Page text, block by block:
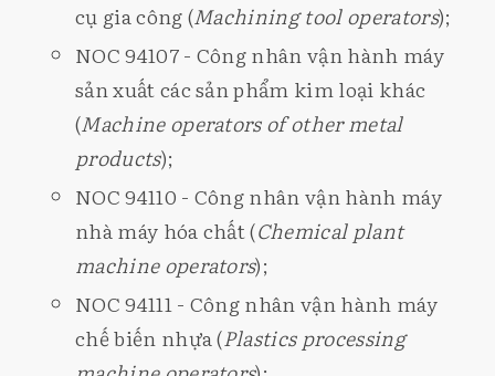
cụ gia công (Machining tool operators);
NOC 94107 - Công nhân vận hành máy
sản xuất các sản phẩm kim loại khác
(Machine operators of other metal
products);
NOC 94110 - Công nhân vận hành máy
nhà máy hóa chất (Chemical plant
machine operators);
NOC 94111 - Công nhân vận hành máy
chế biến nhựa (Plastics processing